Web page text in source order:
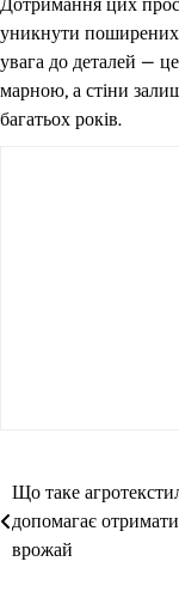
уникнути поширених
увага до деталей —
марною, а стіни
багатьох років.
Навігація
записів
Що таке
допомагає
врожай